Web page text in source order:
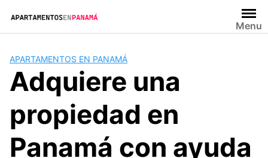
contenido
Menu
APARTAMENTOS EN PANAMÁ
Adquiere una
propiedad en
Panamá con ayuda